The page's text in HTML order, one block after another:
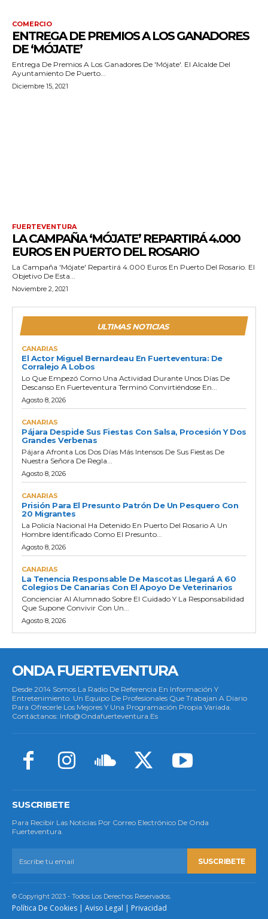
COMERCIO
ENTREGA DE PREMIOS A LOS GANADORES
DE ‘MÓJATE’
Entrega De Premios A Los Ganadores De 'Mójate'. El Alcalde Del
Ayuntamiento De Puerto...
Diciembre 15, 2021
FUERTEVENTURA
LA CAMPAÑA ‘MÓJATE’ REPARTIRÁ 4.000
EUROS EN PUERTO DEL ROSARIO
La Campaña 'Mójate' Repartirá 4.000 Euros En Puerto Del Rosario. El
Objetivo De Esta...
Noviembre 2, 2021
ULTIMAS NOTICIAS
CANARIAS
El Actor Miguel Bernardeau En Fuerteventura: De
Corralejo A Lobos
Lo Que Empezó Como Una Actividad Durante Unos Días De
Descanso En Fuerteventura Terminó Convirtiéndose En...
Agosto 8, 2026
CANARIAS
Pájara Despide Sus Fiestas Con Salsa, Procesión Y Dos
Grandes Verbenas
Pájara Afronta Los Dos Días Más Intensos De Sus Fiestas De
Nuestra Señora De Regla...
Agosto 8, 2026
CANARIAS
Prisión Para El Presunto Patrón De Un Pesquero Con
20 Migrantes
La Policía Nacional Ha Detenido En Puerto Del Rosario A Un
Hombre Identificado Como El Presunto...
Agosto 8, 2026
CANARIAS
La Tenencia Responsable De Mascotas Llegará A 60
Colegios De Canarias Con El Apoyo De Veterinarios
Concienciar Al Alumnado Sobre El Cuidado Y La Responsabilidad
Que Supone Convivir Con Un...
Agosto 8, 2026
ONDA FUERTEVENTURA
Desde 2014 Somos La Radio De Referencia En Información Y
Entretenimiento. Un Equipo De Profesionales Que Trabajan A Diario
Para Ofrecerle Los Mejores Y Una Programación Propia Variada.
Contáctanos: Info@ondafuerteventura.es
SUSCRIBETE
Para Recibir Las Noticias Por Correo Electrónico De Onda
Fuerteventura.
SUSCRIBETE
© Copyright 2023 - Todos Los Derechos Reservados.
Política De Cookies | Aviso Legal | Privacidad